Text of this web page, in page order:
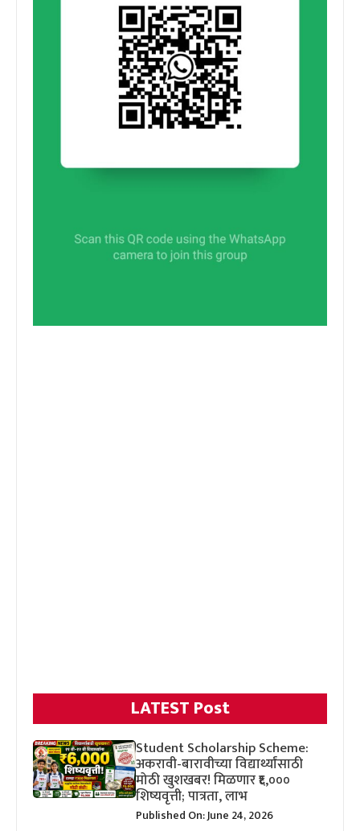
LATEST Post
Student Scholarship Scheme:
अकरावी-बारावीच्या विद्यार्थ्यांसाठी
मोठी खुशखबर! मिळणार ₹६,०००
शिष्यवृत्ती; पात्रता, लाभ
Published On: June 24, 2026